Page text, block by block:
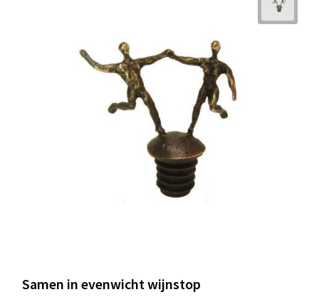
Samen in evenwicht wijnstop